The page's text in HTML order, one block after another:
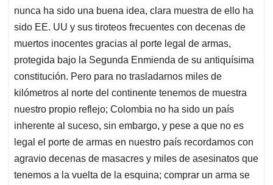
nunca ha sido una buena idea, clara muestra de ello ha
sido EE. UU y sus tiroteos frecuentes con decenas de
muertos inocentes gracias al porte legal de armas,
protegida bajo la Segunda Enmienda de su antiquísima
constitución. Pero para no trasladarnos miles de
kilómetros al norte del continente tenemos de muestra
nuestro propio reflejo; Colombia no ha sido un país
inherente al suceso, sin embargo, y pese a que no es
legal el porte de armas en nuestro país recordamos con
agravio decenas de masacres y miles de asesinatos que
tenemos a la vuelta de la esquina; comprar un arma se